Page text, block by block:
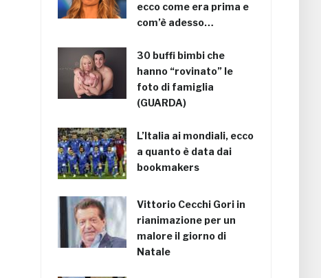
ecco come era prima e
com’è adesso…
30 buffi bimbi che
hanno “rovinato” le
foto di famiglia
(GUARDA)
L’Italia ai mondiali, ecco
a quanto è data dai
bookmakers
Vittorio Cecchi Gori in
rianimazione per un
malore il giorno di
Natale